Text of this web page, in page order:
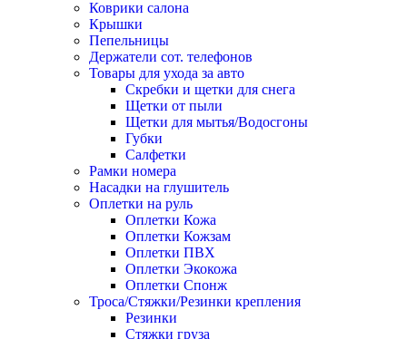
Коврики салона
Крышки
Пепельницы
Держатели сот. телефонов
Товары для ухода за авто
Скребки и щетки для снега
Щетки от пыли
Щетки для мытья/Водосгоны
Губки
Салфетки
Рамки номера
Насадки на глушитель
Оплетки на руль
Оплетки Кожа
Оплетки Кожзам
Оплетки ПВХ
Оплетки Экокожа
Оплетки Спонж
Троса/Стяжки/Резинки крепления
Резинки
Стяжки груза